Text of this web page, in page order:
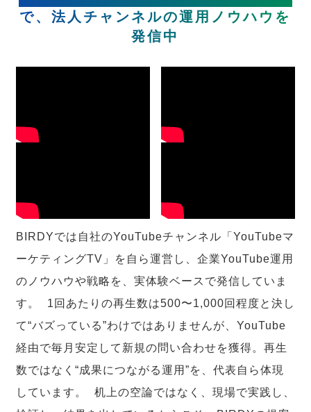
で、法人チャンネルの運用ノウハウを
発信中
BIRDYでは自社のYouTubeチャンネル「YouTubeマ
ーケティングTV」を自ら運営し、企業YouTube運用
のノウハウや戦略を、実体験ベースで発信していま
す。 1回あたりの再生数は500〜1,000回程度と決し
て“バズっている”わけではありませんが、YouTube
経由で毎月安定して新規の問い合わせを獲得。再生
数ではなく“成果につながる運用”を、代表自ら体現
しています。 机上の空論ではなく、現場で実践し、